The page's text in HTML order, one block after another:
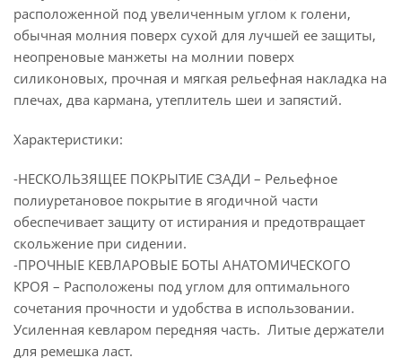
расположенной под увеличенным углом к голени,
обычная молния поверх сухой для лучшей ее защиты,
неопреновые манжеты на молнии поверх
силиконовых, прочная и мягкая рельефная накладка на
плечах, два кармана, утеплитель шеи и запястий.
Характеристики:
-НЕСКОЛЬЗЯЩЕЕ ПОКРЫТИЕ СЗАДИ – Рельефное
полиуретановое покрытие в ягодичной части
обеспечивает защиту от истирания и предотвращает
скольжение при сидении.
-ПРОЧНЫЕ КЕВЛАРОВЫЕ БОТЫ АНАТОМИЧЕСКОГО
КРОЯ – Расположены под углом для оптимального
сочетания прочности и удобства в использовании.
Усиленная кевларом передняя часть. Литые держатели
для ремешка ласт.